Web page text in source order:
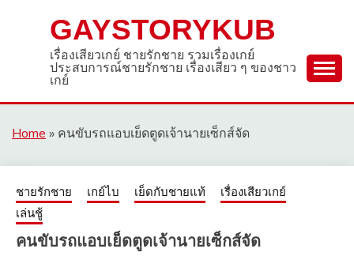
GAYSTORYKUB
เรื่องเสียวเกย์ ชายรักชาย รวมเรื่องเกย์
ประสบการณ์ชายรักชาย เรื่องเสียว ๆ ของชาว
เกย์
Home » คนขับรถแอบเย็ดตูดเจ้านายเซ็กส์จัด
ชายรักชาย เกย์ไบ เย็ดกับชายแท้
เรื่องเสียวเกย์
เล่นชู้
คนขับรถแอบเย็ดตูดเจ้านายเซ็กส์จัด